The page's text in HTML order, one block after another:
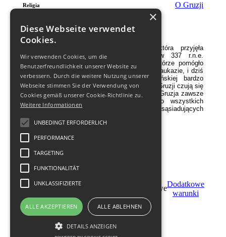
Religia O Gruzji
Religia
Gruzja - jedna z pierwszych krajów, która przyjęła
chrześcijaństwo jako religię państwową w 337 r.n.e.
Prawosławne chrześcijaństwo przez wieki, którze pomógło
uratować narodowy tożsamość Gruzinów na Kaukazie, i dziś
jest główne w kraju, z tradycyjnej gruzińskiej bardzo
tolerancyjnej postawy wobec innych religii. W Gruzji czują się
swobodny,i i muzułmanie, i katolicy, i żydzi. Gruzja zawsze
była znana za pozytywne nastawienia do wszystkich
narodów, zamieszkujących na terytorium i jej sąsiadujących
państw.
Dodatkowe
warunki
×
Diese Webseite verwendet
Cookies.
Wir verwenden Cookies, um die
Benutzerfreundlichkeit unserer Website zu
verbessern. Durch die weitere Nutzung unserer
Webseite stimmen Sie der Verwendung von
Cookies gemäß unserer Cookie-Richtlinie zu.
Weitere Informationen
UNBEDINGT ERFORDERLICH
PERFORMANCE
TARGETING
FUNKTIONALITÄT
UNKLASSIFIZIERTE
ALLE AKZEPTIEREN ALLE ABLEHNEN
DETAILS ANZEIGEN